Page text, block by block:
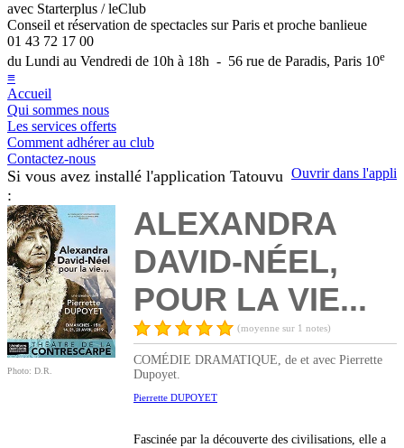
avec Starterplus / leClub
Conseil et réservation de spectacles sur Paris et proche banlieue
01 43 72 17 00
du Lundi au Vendredi de 10h à 18h - 56 rue de Paradis, Paris 10e
≡
Accueil
Qui sommes nous
Les services offerts
Comment adhérer au club
Contactez-nous
Ouvrir dans l'appli
Si vous avez installé l'application Tatouvu
:
Photo: D.R.
ALEXANDRA
DAVID-NÉEL,
POUR LA VIE...
(moyenne sur 1 notes)
COMÉDIE DRAMATIQUE, de et avec Pierrette
Dupoyet.
Pierrette DUPOYET
Fascinée par la découverte des civilisations, elle a